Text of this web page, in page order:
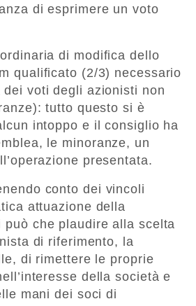
di esprimere un voto
di modifica dello
qualificato (2/3) necessario
dei voti degli azionisti non
tutto questo si è
intoppo e il consiglio ha
le minoranze, un
presentata.
conto dei vincoli
attuazione della
può che plaudire alla scelta
di riferimento, la
di rimettere le proprie
della società e
mani dei soci di